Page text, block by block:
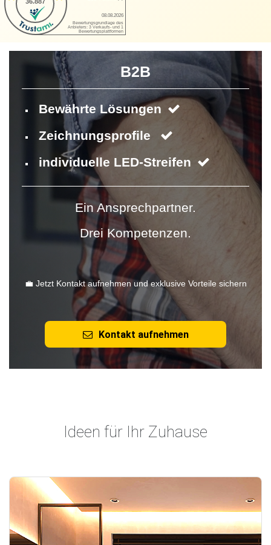
B2B
Bewährte Lösungen
Zeichnungsprofile
individuelle LED-Streifen
Ein Ansprechpartner.
Drei Kompetenzen.
💼 Jetzt Kontakt aufnehmen und exklusive Vorteile sichern
Kontakt aufnehmen
Ideen für Ihr Zuhause